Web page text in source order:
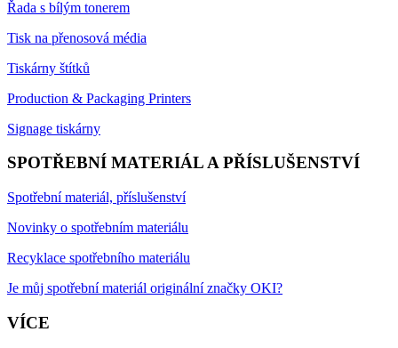
Řada s bílým tonerem
Tisk na přenosová média
Tiskárny štítků
Production & Packaging Printers
Signage tiskárny
SPOTŘEBNÍ MATERIÁL A PŘÍSLUŠENSTVÍ
Spotřební materiál, příslušenství
Novinky o spotřebním materiálu
Recyklace spotřebního materiálu
Je můj spotřební materiál originální značky OKI?
VÍCE